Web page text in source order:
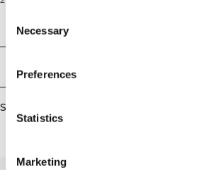
Selection
Necessary
Preferences
Statistics
Marketing
Technical Aspects
Levering og returnering
Similar products